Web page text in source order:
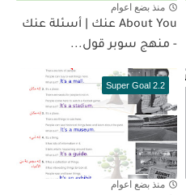
منذ بضع اعوام
About You عنك | أسئلة عنك
- منهج سوبر قول...
Super Goal 2.2
منذ بضع اعوام